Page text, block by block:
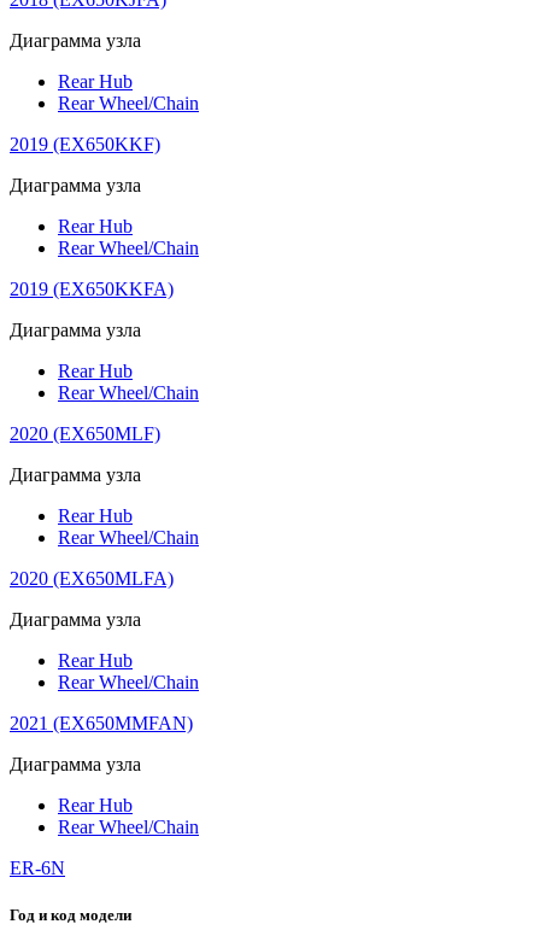
Диаграмма узла
Rear Hub
Rear Wheel/Chain
2019 (EX650KKF)
Диаграмма узла
Rear Hub
Rear Wheel/Chain
2019 (EX650KKFA)
Диаграмма узла
Rear Hub
Rear Wheel/Chain
2020 (EX650MLF)
Диаграмма узла
Rear Hub
Rear Wheel/Chain
2020 (EX650MLFA)
Диаграмма узла
Rear Hub
Rear Wheel/Chain
2021 (EX650MMFAN)
Диаграмма узла
Rear Hub
Rear Wheel/Chain
ER-6N
Год и код модели